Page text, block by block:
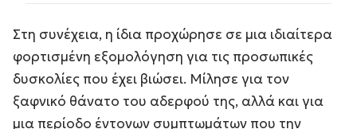
Στη συνέχεια, η ίδια προχώρησε σε μια ιδιαίτερα
φορτισμένη εξομολόγηση για τις προσωπικές
δυσκολίες που έχει βιώσει. Μίλησε για τον
ξαφνικό θάνατο του αδερφού της, αλλά και για
μια περίοδο έντονων συμπτωμάτων που την